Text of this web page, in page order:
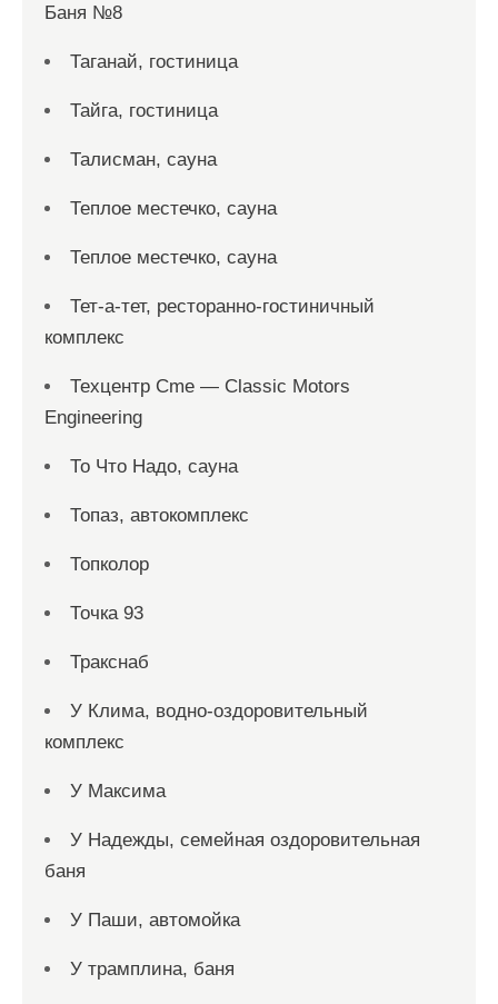
Баня №8
Таганай, гостиница
Тайга, гостиница
Талисман, сауна
Теплое местечко, сауна
Теплое местечко, сауна
Тет-а-тет, ресторанно-гостиничный
комплекс
Техцентр Cme — Classic Motors
Engineering
То Что Надо, сауна
Топаз, автокомплекс
Топколор
Точка 93
Тракснаб
У Клима, водно-оздоровительный
комплекс
У Максима
У Надежды, семейная оздоровительная
баня
У Паши, автомойка
У трамплина, баня